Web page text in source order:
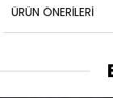
ÜRÜN ÖNERILERI